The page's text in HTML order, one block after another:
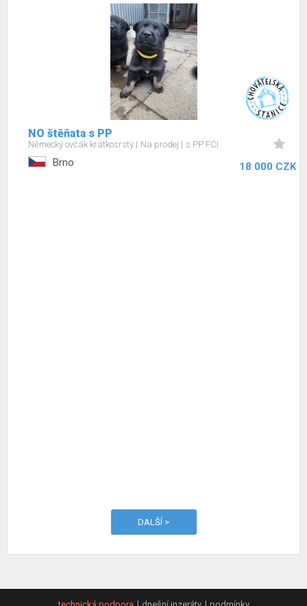
NO štěňata s PP
Německý ovčák krátkosrstý Na prodej s PP FCI
Brno 18 000 CZK
DALŠÍ >